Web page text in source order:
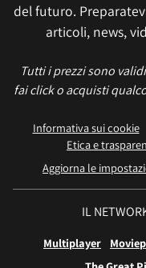
del futuro.
articoli, news,
Tutti i prezzi sono
fai click o acquisti
Informativa sui cookie
Etica e
Aggiorna le
IL
Multiplayer